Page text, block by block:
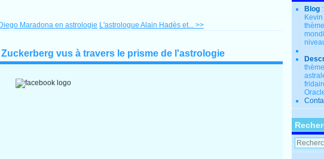
Maradona en astrologie L'astrologue Alain Hadès et... >>
Zuckerberg vus à travers le prisme de l'astrologie
Blog